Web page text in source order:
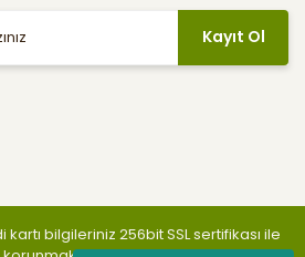
Kayıt Ol
bilgileriniz 256bit SSL sertifikası ile